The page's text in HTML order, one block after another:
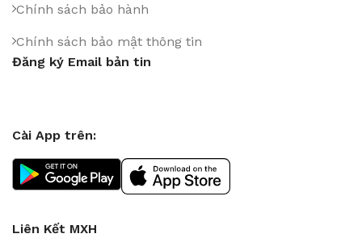
Chính sách bảo hành
Chính sách bảo mật thông tin
Đăng ký Email bản tin
Cài App trên:
Liên Kết MXH